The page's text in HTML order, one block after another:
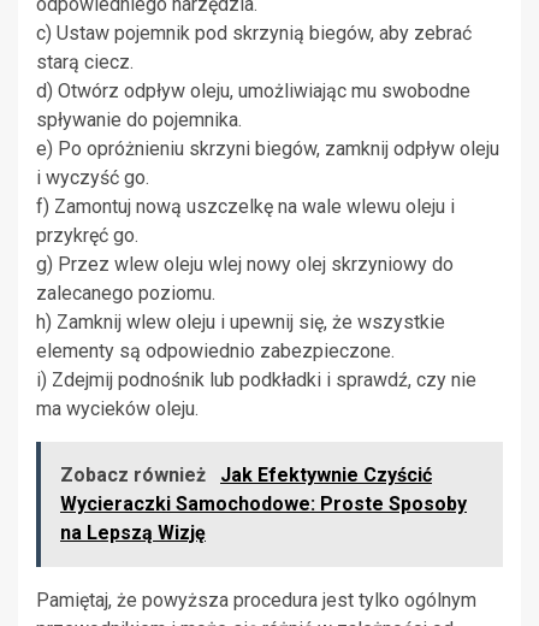
c) Ustaw pojemnik pod skrzynią biegów, aby zebrać
starą ciecz.
d) Otwórz odpływ oleju, umożliwiając mu swobodne
spływanie do pojemnika.
e) Po opróżnieniu skrzyni biegów, zamknij odpływ oleju
i wyczyść go.
f) Zamontuj nową uszczelkę na wale wlewu oleju i
przykręć go.
g) Przez wlew oleju wlej nowy olej skrzyniowy do
zalecanego poziomu.
h) Zamknij wlew oleju i upewnij się, że wszystkie
elementy są odpowiednio zabezpieczone.
i) Zdejmij podnośnik lub podkładki i sprawdź, czy nie
ma wycieków oleju.
Zobacz również
Jak Efektywnie Czyścić
Wycieraczki Samochodowe: Proste Sposoby
na Lepszą Wizję
Pamiętaj, że powyższa procedura jest tylko ogólnym